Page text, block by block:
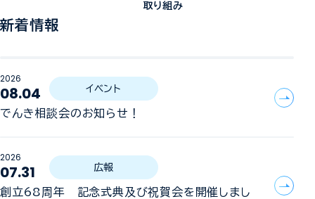
取り組み
新着情報
2026
08.04 イベント
でんき相談会のお知らせ！
2026
07.31 広報
創立68周年 記念式典及び祝賀会を開催しまし